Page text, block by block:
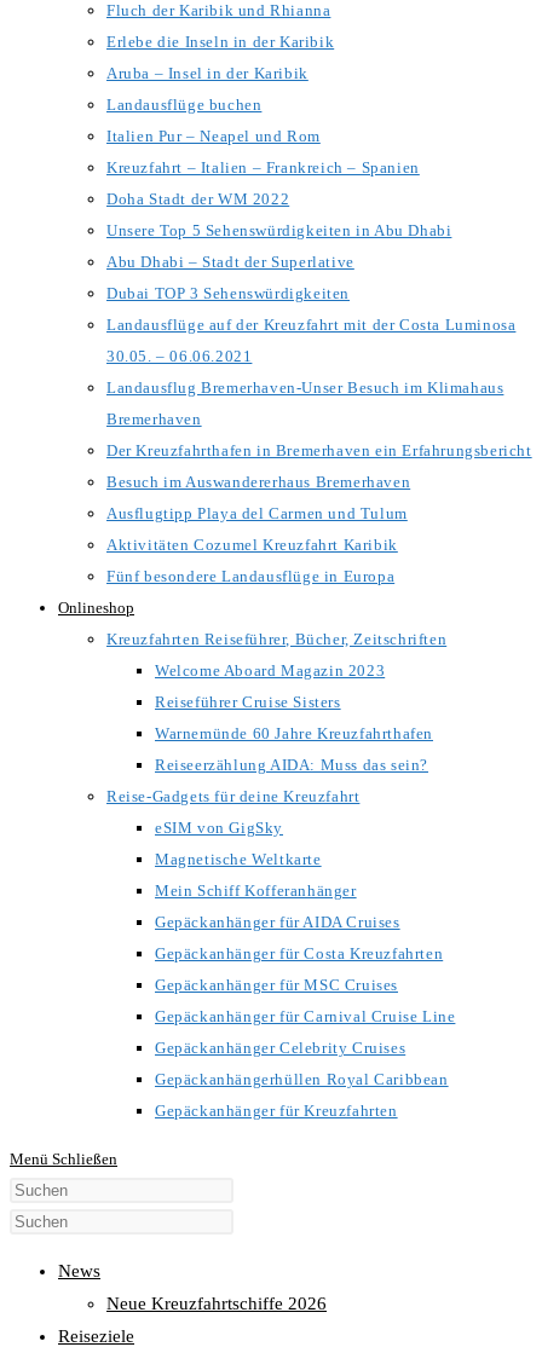
Fluch der Karibik und Rhianna
Erlebe die Inseln in der Karibik
Aruba – Insel in der Karibik
Landausflüge buchen
Italien Pur – Neapel und Rom
Kreuzfahrt – Italien – Frankreich – Spanien
Doha Stadt der WM 2022
Unsere Top 5 Sehenswürdigkeiten in Abu Dhabi
Abu Dhabi – Stadt der Superlative
Dubai TOP 3 Sehenswürdigkeiten
Landausflüge auf der Kreuzfahrt mit der Costa Luminosa
30.05. – 06.06.2021
Landausflug Bremerhaven-Unser Besuch im Klimahaus
Bremerhaven
Der Kreuzfahrthafen in Bremerhaven ein Erfahrungsbericht
Besuch im Auswandererhaus Bremerhaven
Ausflugtipp Playa del Carmen und Tulum
Aktivitäten Cozumel Kreuzfahrt Karibik
Fünf besondere Landausflüge in Europa
Onlineshop
Kreuzfahrten Reiseführer, Bücher, Zeitschriften
Welcome Aboard Magazin 2023
Reiseführer Cruise Sisters
Warnemünde 60 Jahre Kreuzfahrthafen
Reiseerzählung AIDA: Muss das sein?
Reise-Gadgets für deine Kreuzfahrt
eSIM von GigSky
Magnetische Weltkarte
Mein Schiff Kofferanhänger
Gepäckanhänger für AIDA Cruises
Gepäckanhänger für Costa Kreuzfahrten
Gepäckanhänger für MSC Cruises
Gepäckanhänger für Carnival Cruise Line
Gepäckanhänger Celebrity Cruises
Gepäckanhängerhüllen Royal Caribbean
Gepäckanhänger für Kreuzfahrten
Menü Schließen
Diese
Website
News
Neue Kreuzfahrtschiffe 2026
Reiseziele